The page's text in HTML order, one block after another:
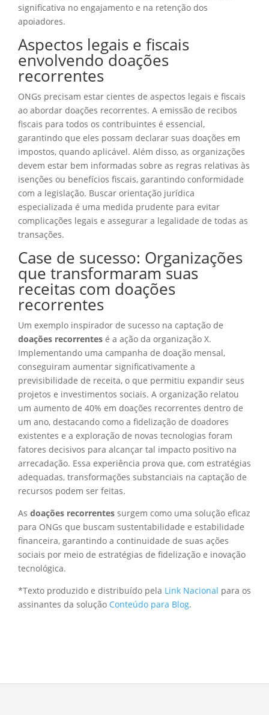
significativa no engajamento e na retenção dos
apoiadores.
Aspectos legais e fiscais
envolvendo doações
recorrentes
ONGs precisam estar cientes de aspectos legais e fiscais
ao abordar doações recorrentes. A emissão de recibos
fiscais para todos os contribuintes é essencial,
garantindo que eles possam declarar suas doações em
impostos, quando aplicável. Além disso, as organizações
devem estar bem informadas sobre as regras relativas às
isenções ou benefícios fiscais, garantindo conformidade
com a legislação. Buscar orientação jurídica
especializada é uma medida prudente para evitar
complicações legais e assegurar a legalidade de todas as
transações.
Case de sucesso: Organizações
que transformaram suas
receitas com doações
recorrentes
Um exemplo inspirador de sucesso na captação de
doações recorrentes é a ação da organização X.
Implementando uma campanha de doação mensal,
conseguiram aumentar significativamente a
previsibilidade de receita, o que permitiu expandir seus
projetos e investimentos sociais. A organização relatou
um aumento de 40% em doações recorrentes dentro de
um ano, destacando como a fidelização de doadores
existentes e a exploração de novas tecnologias foram
fatores decisivos para alcançar tal impacto positivo na
arrecadação. Essa experiência prova que, com estratégias
adequadas, transformações substanciais na captação de
recursos podem ser feitas.
As doações recorrentes surgem como uma solução eficaz
para ONGs que buscam sustentabilidade e estabilidade
financeira, garantindo a continuidade de suas ações
sociais por meio de estratégias de fidelização e inovação
tecnológica.
*Texto produzido e distribuído pela Link Nacional para os
assinantes da solução Conteúdo para Blog.